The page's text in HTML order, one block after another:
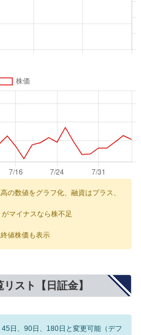
の数値をグラフ化、融資はプラス、
マイナスなら株不足
値株価も表示
スト【日証金】
日、90日、180日と変更可能（デフ